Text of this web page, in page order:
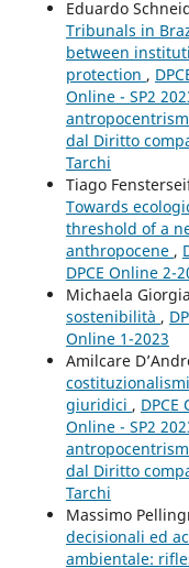
Eduardo
Tribunals in
between
protection ,
Online - SP2
dal Diritto
Tarchi
Tiago
Towards
threshold of a
anthropocene ,
DPCE Online 2-
Michaela
sostenibilità ,
Online 1-2023
Amilcare
giuridici , DPCE
Online - SP2
dal Diritto
Tarchi
Massimo
decisionali ed
ambientale: